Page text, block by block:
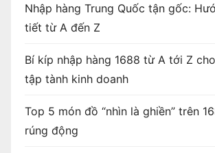
Nhập hàng Trung Quốc tận gốc:
tiết từ A đến Z
Bí kíp nhập hàng 1688 từ A tới Z
tập tành kinh doanh
Top 5 món đồ “nhìn là ghiền” trên
rúng động